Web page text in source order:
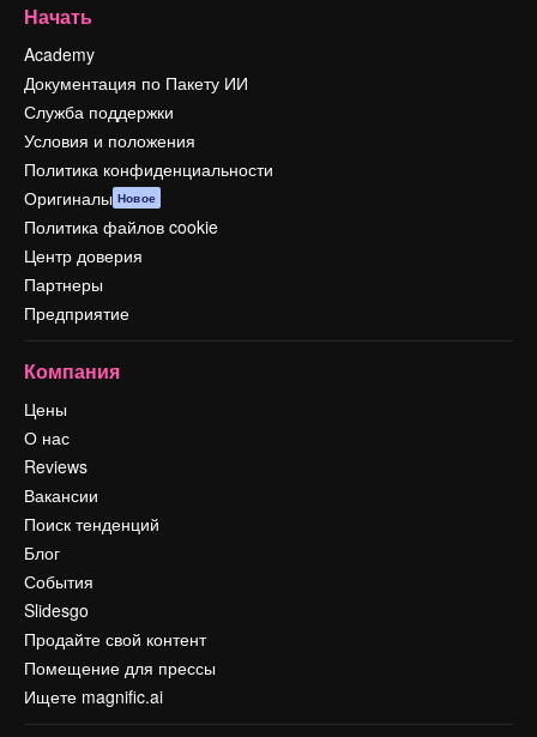
Начать
Academy
Документация по Пакету ИИ
Служба поддержки
Условия и положения
Политика конфиденциальности
Оригиналы Новое
Политика файлов cookie
Центр доверия
Партнеры
Предприятие
Компания
Цены
О нас
Reviews
Вакансии
Поиск тенденций
Блог
События
Slidesgo
Продайте свой контент
Помещение для прессы
Ищете magnific.ai